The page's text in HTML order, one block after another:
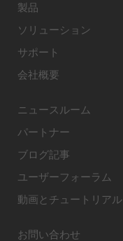
製品
ソリューション
サポート
会社概要
ニュースルーム
パートナー
ブログ記事
ユーザーフォーラム
動画とチュートリアル
お問い合わせ